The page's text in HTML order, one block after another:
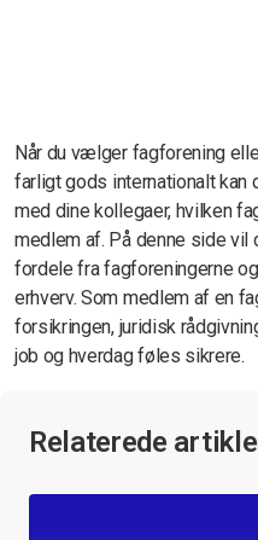
Når du vælger fagforening
farligt gods internationalt
med dine kollegaer, hvilken
medlem af. På denne side
fordele fra fagforeningerne
erhverv. Som medlem af en
forsikringen, juridisk
job og hverdag føles sikrere.
Relaterede